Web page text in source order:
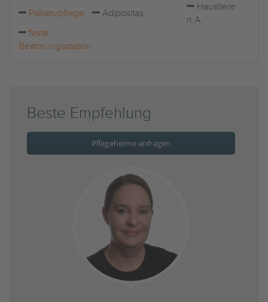
Palliativpflege
Adipositas
Haustiere
n.A.
feste
Beatmungsstation
Beste Empfehlung
Pflegeheime anfragen